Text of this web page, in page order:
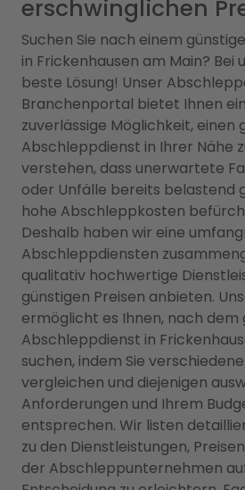
erschwinglichen
Suchen Sie nach einem
in Frickenhausen am Main? Bei
beste Lösung! Unser
Branchenportal bietet Ihnen
zuverlässige Möglichkeit, einen
Abschleppdienst in Ihrer Nähe
verstehen, dass unerwartete
oder Unfälle bereits belastend
hohe Abschleppkosten
Deshalb haben wir eine
Abschleppdiensten
qualitativ hochwertige
günstigen Preisen anbieten.
ermöglicht es Ihnen, nach dem
Abschleppdienst in
suchen, indem Sie
vergleichen und diejenigen
Anforderungen und Ihrem
entsprechen. Wir listen
zu den Dienstleistungen,
der Abschleppunternehmen